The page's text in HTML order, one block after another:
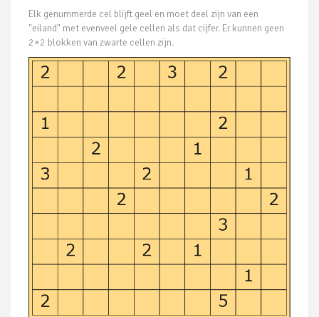
Elk genummerde cel blijft geel en moet deel zijn van een
"eiland" met evenveel gele cellen als dat cijfer. Er kunnen geen
2×2 blokken van zwarte cellen zijn.